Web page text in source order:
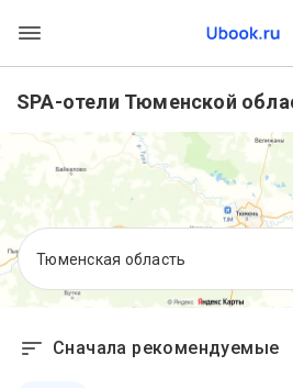
SPA-отели Тюменской
Тюменская область
Сначала рекомендуемые